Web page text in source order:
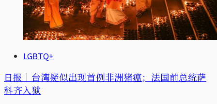
LGBTQ+
日报｜台湾疑似出现首例非洲猪瘟；法国前总统萨
科齐入狱